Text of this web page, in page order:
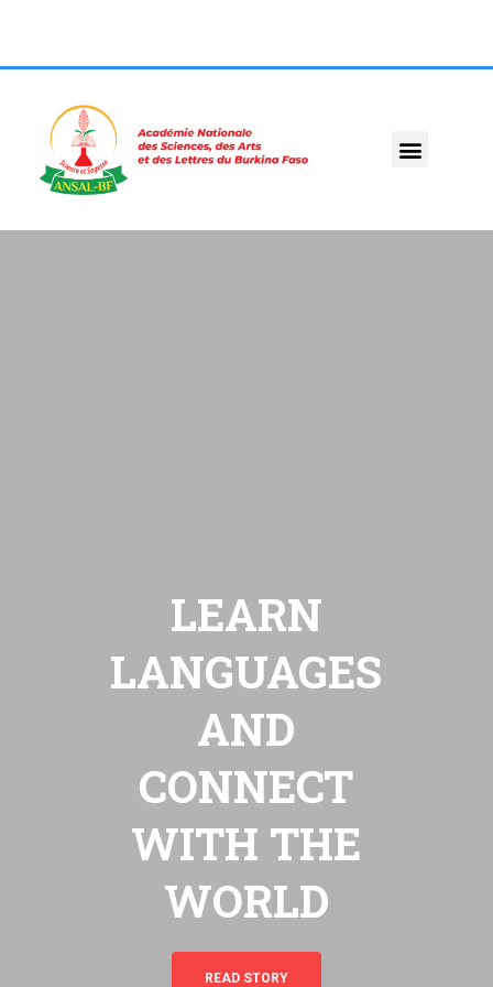
LEARN
LANGUAGES
AND
CONNECT
WITH THE
WORLD
READ STORY